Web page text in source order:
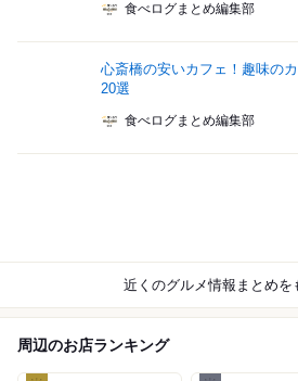
食べログまとめ編集部
心斎橋の安いカフェ！趣味の
20選
食べログまとめ編集部
近くのグルメ情報まとめを
周辺のお店ランキング